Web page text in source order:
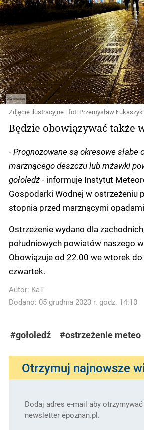
Zdjęcie ilustracyjne | fot. Przemysław Łukaszyk
Będzie obowiązywać także
- Prognozowane są okresowe słabe
marznącego deszczu lub mżawki
gołoledź - informuje Instytut
Gospodarki Wodnej w ostrzeżeniu
stopnia przed marznącymi
Ostrzeżenie wydano dla
południowych powiatów naszego
Obowiązuje od 22.00 we wtorek
czwartek.
Autor: KaT
Dodano: 05 grudnia 2023 r. godz. 14:10
#gołoledź #ostrzeżenie meteo
Otrzymuj najnowsze
Dodaj adres e-mail aby
newsletter epoznan.pl.